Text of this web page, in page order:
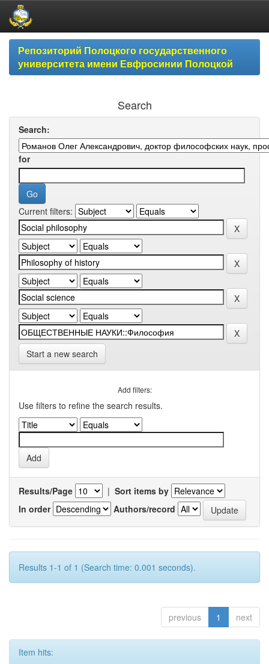
Skip
navigationРепозиторий Полоцкого государственного
университета имени Евфросинии Полоцкой
Search
Search:
for
Current filters:
Start a new search
Add filters:
Use filters to refine the search results.
Results/Page | Sort items by
In order
Authors/record
Results 1-1 of 1 (Search time: 0.001 seconds).
previous 1 next
Item hits: